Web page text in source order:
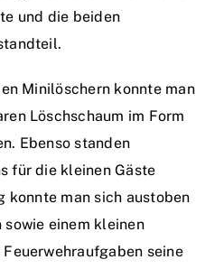
und die beiden
Minilöschern konnte man
Löschschaum im Form
Ebenso standen
für die kleinen Gäste
konnte man sich austoben
sowie einem kleinen
seine